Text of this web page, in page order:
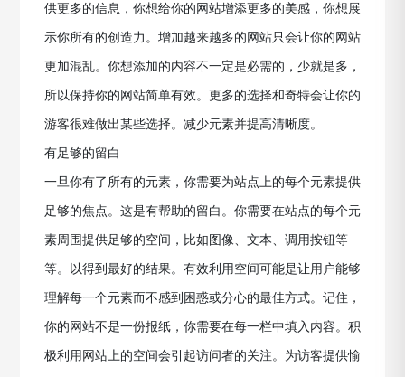
供更多的信息，你想给你的网站增添更多的美感，你想展
示你所有的创造力。增加越来越多的网站只会让你的网站
更加混乱。你想添加的内容不一定是必需的，少就是多，
所以保持你的网站简单有效。更多的选择和奇特会让你的
游客很难做出某些选择。减少元素并提高清晰度。
有足够的留白
一旦你有了所有的元素，你需要为站点上的每个元素提供
足够的焦点。这是有帮助的留白。你需要在站点的每个元
素周围提供足够的空间，比如图像、文本、调用按钮等
等。以得到最好的结果。有效利用空间可能是让用户能够
理解每一个元素而不感到困惑或分心的最佳方式。记住，
你的网站不是一份报纸，你需要在每一栏中填入内容。积
极利用网站上的空间会引起访问者的关注。为访客提供愉